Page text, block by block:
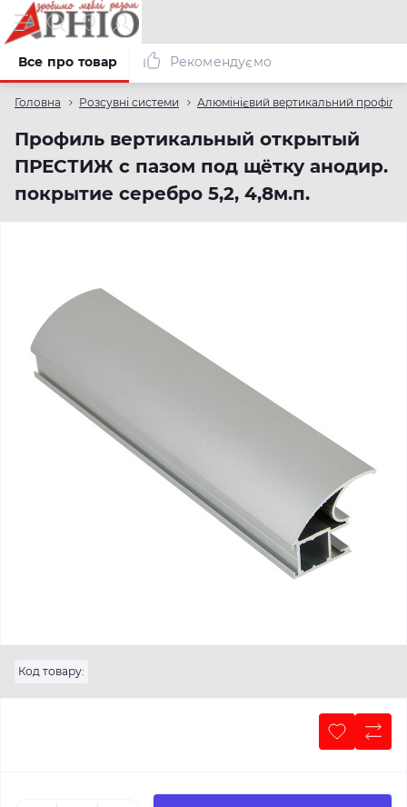
Головна Розсувні системи Алюмінієвий вертикальний профіль
Профиль вертикальный открытый
ПРЕСТИЖ с пазом под щётку анодир.
покрытие серебро 5,2, 4,8м.п.
Все про товар Рекомендуємо
Код товару: